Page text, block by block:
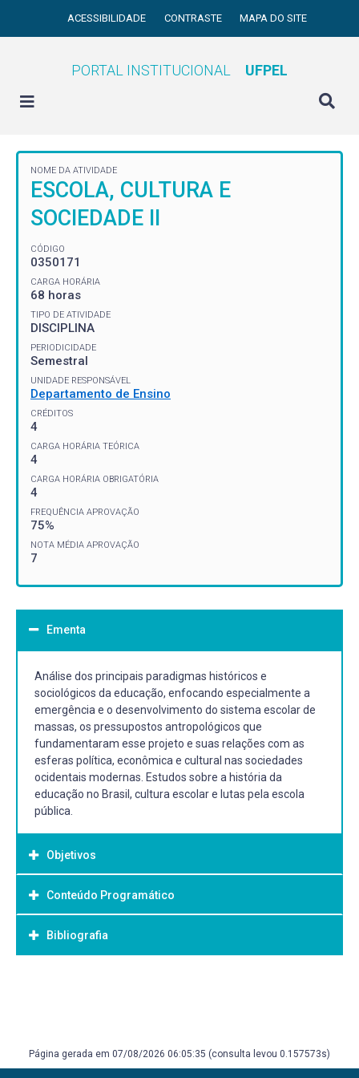
ACESSIBILIDADE CONTRASTE MAPA DO SITE
PORTAL INSTITUCIONAL UFPEL
NOME DA ATIVIDADE
ESCOLA, CULTURA E
SOCIEDADE II
CÓDIGO
0350171
CARGA HORÁRIA
68 horas
TIPO DE ATIVIDADE
DISCIPLINA
PERIODICIDADE
Semestral
UNIDADE RESPONSÁVEL
Departamento de Ensino
CRÉDITOS
4
CARGA HORÁRIA TEÓRICA
4
CARGA HORÁRIA OBRIGATÓRIA
4
FREQUÊNCIA APROVAÇÃO
75%
NOTA MÉDIA APROVAÇÃO
7
Ementa
Análise dos principais paradigmas históricos e
sociológicos da educação, enfocando especialmente a
emergência e o desenvolvimento do sistema escolar de
massas, os pressupostos antropológicos que
fundamentaram esse projeto e suas relações com as
esferas política, econômica e cultural nas sociedades
ocidentais modernas. Estudos sobre a história da
educação no Brasil, cultura escolar e lutas pela escola
pública.
Objetivos
Objetivo Geral:
Analisar os principais paradigmas históricos e
sociológicos da educação, especialmente a emergência e
Conteúdo Programático
-- Bibliografia
1989.
Página gerada em 07/08/2026 06:05:35 (consulta levou 0.157573s)